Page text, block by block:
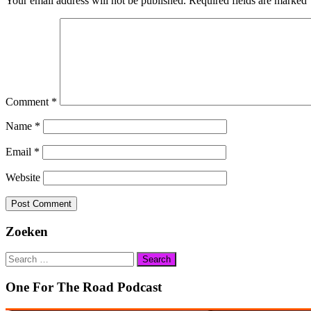
Comment *
Name *
Email *
Website
Zoeken
Search
for:
One For The Road Podcast